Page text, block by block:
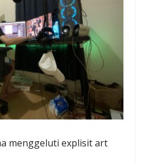
menggeluti explisit art